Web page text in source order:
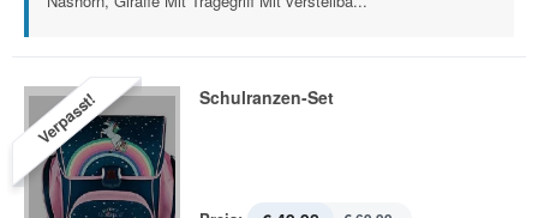
Verpasst! Schulranzen-Set